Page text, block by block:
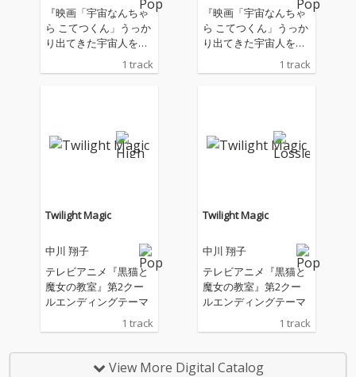
『映画「宇宙なんちゃ
ら こてつくん」うっか
り出てきた宇宙人を探
1 track
『映画「宇宙なんちゃ
ら こてつくん」うっか
り出てきた宇宙人を探
1 track
Twilight Magic
中川 翔子
テレビアニメ『黒猫と
魔女の教室』第2クー
ルエンディングテーマ
1 track
Twilight Magic
中川 翔子
テレビアニメ『黒猫と
魔女の教室』第2クー
ルエンディングテーマ
1 track
View More Digital Catalog